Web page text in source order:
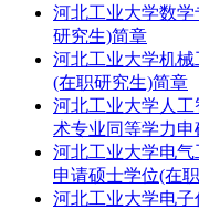
河北工业大学数
研究生)简章
河北工业大学机
(在职研究生)简章
河北工业大学人
术专业同等学力
河北工业大学电
申请硕士学位(在
河北工业大学电